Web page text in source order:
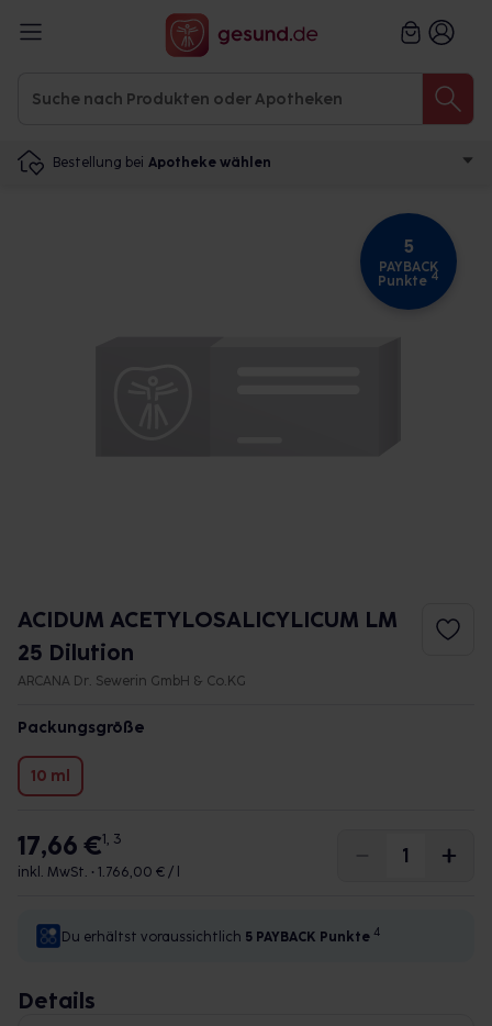
Bestellung bei Apotheke wählen
5
PAYBACK
Punkte 4
ACIDUM ACETYLOSALICYLICUM LM
25 Dilution
ARCANA Dr. Sewerin GmbH & Co.KG
Packungsgröße
10 ml
17,66 €1, 3
inkl. MwSt. • 1.766,00 € / l
Du erhältst voraussichtlich 5 PAYBACK Punkte 4
Details